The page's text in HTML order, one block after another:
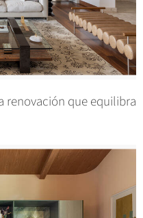
renovación que equilibra